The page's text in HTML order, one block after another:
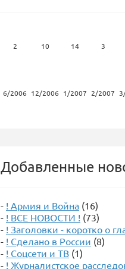
2
6/2006
10
12/2006
14
1/2007
3
2/2007
Добавленные
- ! Армия и Война (16)
- ! ВСЕ НОВОСТИ ! (73)
- ! Заголовки - коротко о
- ! Сделано в России (8)
- ! Соцсети и ТВ (1)
- ! Журналистское